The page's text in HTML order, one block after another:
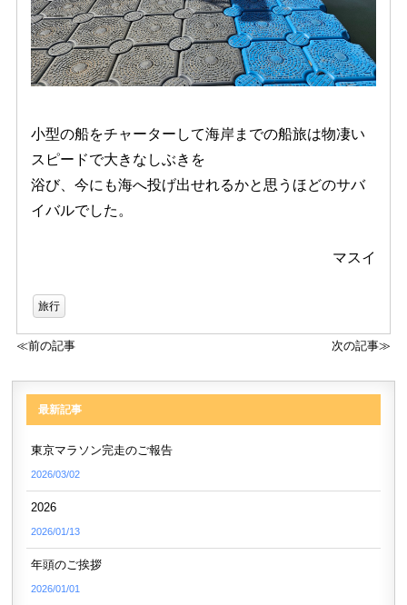
小型の船をチャーターして海岸までの船旅は物凄い
スピードで大きなしぶきを
浴び、今にも海へ投げ出せれるかと思うほどのサバ
イバルでした。
マスイ
旅行
≪前の記事 次の記事≫
最新記事
東京マラソン完走のご報告
2026/03/02
2026
2026/01/13
年頭のご挨拶
2026/01/01